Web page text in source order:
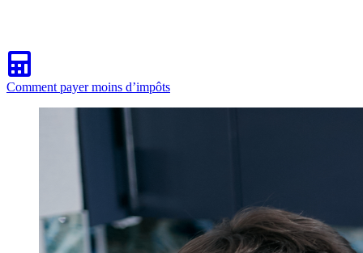
Comment payer moins d’impôts